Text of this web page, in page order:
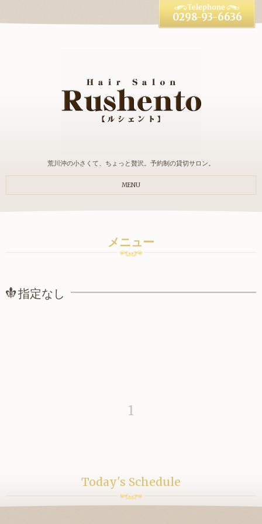
荒川沖の小さくて、ちょっと贅沢。予約制の貸切サロン。
0298-93-6636
MENU
メニュー
指定なし
1
Today's Schedule